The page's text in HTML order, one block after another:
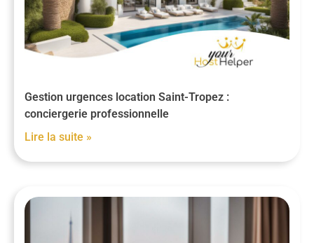
Gestion urgences location Saint-Tropez :
conciergerie professionnelle
Lire la suite »